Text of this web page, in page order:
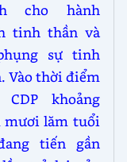
cho hành
tinh thần và
sự tinh
Vào thời điểm
CDP khoảng
mươi lăm tuổi
tiến gần